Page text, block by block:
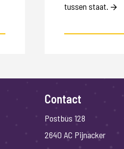
tussen staat.
Contact
Postbus 128
2640 AC Pijnacker